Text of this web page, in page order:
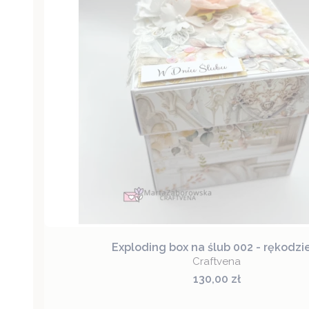
Exploding box na ślub 002 -
Craftvena
Cena
130,00 zł